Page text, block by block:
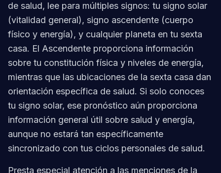
de salud, lee para múltiples signos: tu signo solar
(vitalidad general), signo ascendente (cuerpo
físico y energía), y cualquier planeta en tu sexta
casa. El Ascendente proporciona información
sobre tu constitución física y niveles de energía,
mientras que las ubicaciones de la sexta casa dan
orientación específica de salud. Si solo conoces
tu signo solar, ese pronóstico aún proporciona
información general útil sobre salud y energía,
aunque no estará tan específicamente
sincronizado con tus ciclos personales de salud.
Presta especial atención a las menciones de la